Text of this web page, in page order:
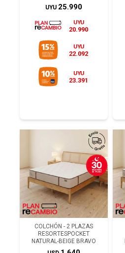
UYU 25.990
UYU
20.990
UYU
22.092
UYU
23.391
COLCHÓN - 2 PLAZAS
RESORTESPOCKET
NATURAL-BEIGE BRAVO